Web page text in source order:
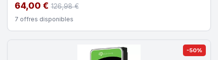
64,00 € 126,98 €
7 offres disponibles
-50%